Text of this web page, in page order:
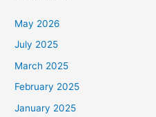
May 2026
July 2025
March 2025
February 2025
January 2025